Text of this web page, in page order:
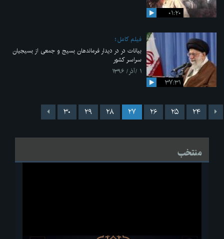
۰۱:۲۰
۳۷:۳۱
فیلم کامل
بیانات در در دیدار فرماندهان بسیج و جمعی از بسیجیان
سراسر کشور
۱ /آذر/ ۱۳۹۶
۲۴ ۲۵ ۲۶ ۲۷ ۲۸ ۲۹ ۳۰
منتخب